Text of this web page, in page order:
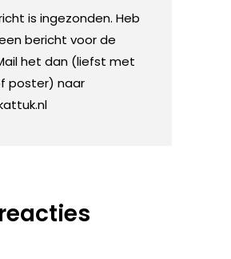
is ingezonden. Heb
bericht voor de
het dan (liefst met
poster) naar